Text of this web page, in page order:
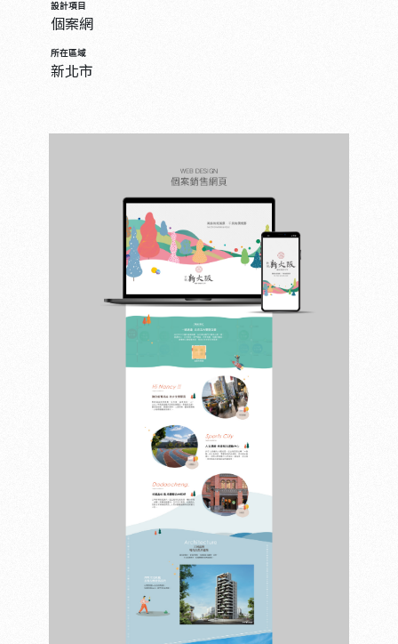
設計項目
個案網
所在區域
新北市